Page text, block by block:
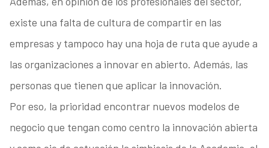
existe una falta de cultura de compartir en las
empresas y tampoco hay una hoja de ruta que ayude a
las organizaciones a innovar en abierto. Además, las
personas que tienen que aplicar la innovación.
Por eso, la prioridad encontrar nuevos modelos de
negocio que tengan como centro la innovación abierta